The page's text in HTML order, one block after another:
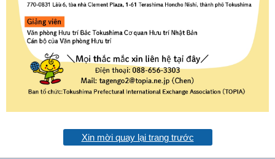
Xin mời quay lại trang trước